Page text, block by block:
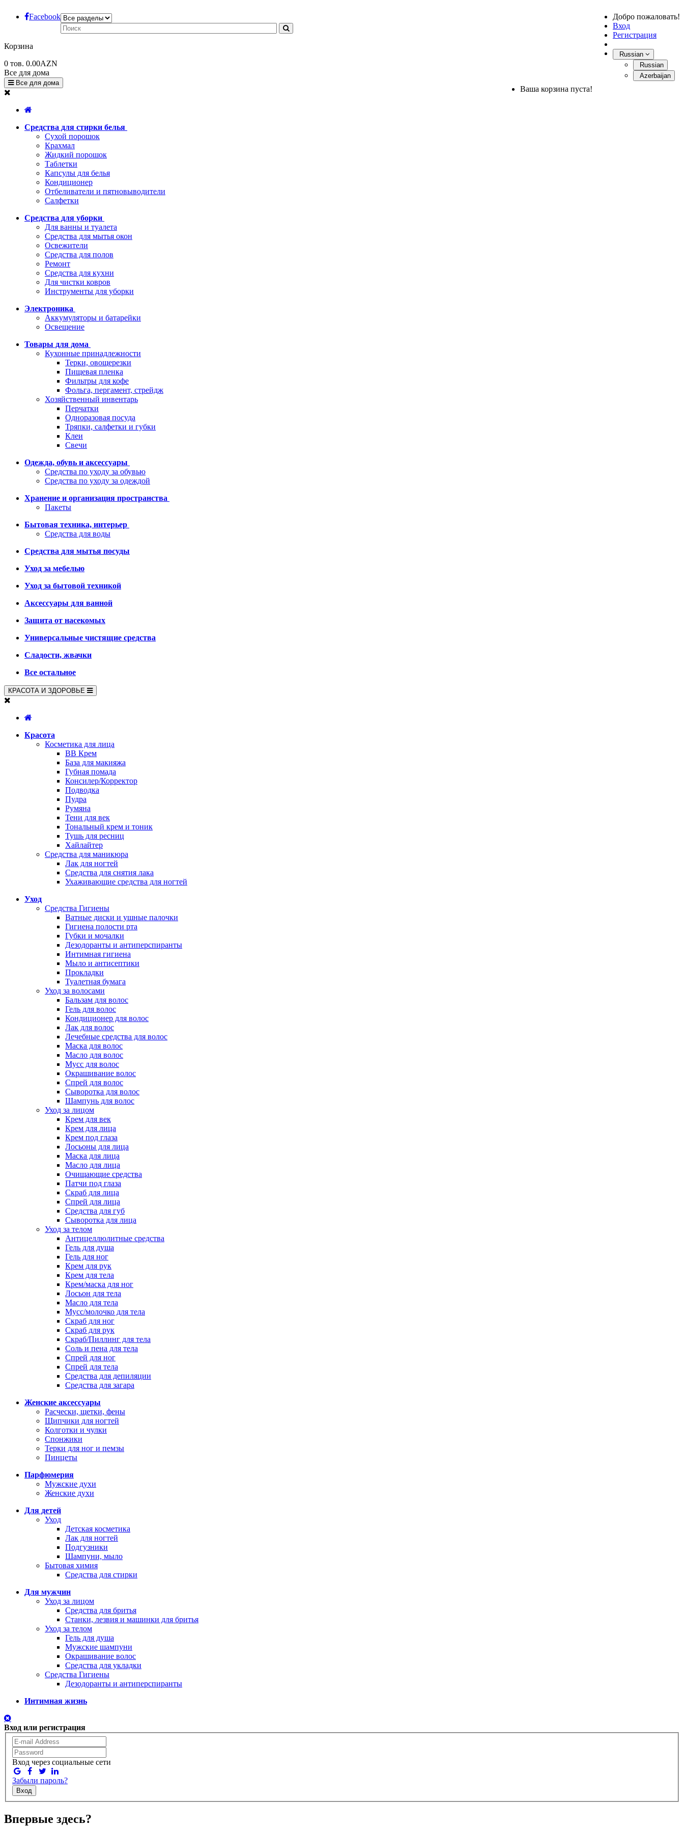
Facebook
Добро пожаловать!
Вход
Регистрация
Russian
Russian
Azerbaijan
Корзина
0 тов. 0.00AZN
Ваша корзина пуста!
Все для дома
Все для дома
Средства для стирки белья
Сухой порошок
Крахмал
Жидкий порошок
Таблетки
Капсулы для белья
Кондиционер
Отбеливатели и пятновыводители
Салфетки
Средства для уборки
Для ванны и туалета
Средства для мытья окон
Освежители
Средства для полов
Ремонт
Средства для кухни
Для чистки ковров
Инструменты для уборки
Электроника
Аккумуляторы и батарейки
Освещение
Товары для дома
Кухонные принадлежности
Терки, овощерезки
Пищевая пленка
Фильтры для кофе
Фольга, пергамент, стрейдж
Хозяйственный инвентарь
Перчатки
Одноразовая посуда
Тряпки, салфетки и губки
Клеи
Свечи
Одежда, обувь и аксессуары
Средства по уходу за обувью
Средства по уходу за одеждой
Хранение и организация пространства
Пакеты
Бытовая техника, интерьер
Средства для воды
Средства для мытья посуды
Уход за мебелью
Уход за бытовой техникой
Аксессуары для ванной
Защита от насекомых
Универсальные чистящие средства
Сладости, жвачки
Все остальное
КРАСОТА И ЗДОРОВЬЕ
Красота
Косметика для лица
BB Крем
База для макияжа
Губная помада
Консилер/Корректор
Подводка
Пудра
Румяна
Тени для век
Тональный крем и тоник
Тушь для ресниц
Хайлайтер
Средства для маникюра
Лак для ногтей
Средства для снятия лака
Ухаживающие средства для ногтей
Уход
Средства Гигиены
Ватные диски и ушные палочки
Гигиена полости рта
Губки и мочалки
Дезодоранты и антиперспиранты
Интимная гигиена
Мыло и антисептики
Прокладки
Туалетная бумага
Уход за волосами
Бальзам для волос
Гель для волос
Кондиционер для волос
Лак для волос
Лечебные средства для волос
Маска для волос
Масло для волос
Мусс для волос
Окрашивание волос
Спрей для волос
Сыворотка для волос
Шампунь для волос
Уход за лицом
Крем для век
Крем для лица
Крем под глаза
Лосьоны для лица
Маска для лица
Масло для лица
Очищающие средства
Патчи под глаза
Скраб для лица
Спрей для лица
Средства для губ
Сыворотка для лица
Уход за телом
Антицеллюлитные средства
Гель для душа
Гель для ног
Крем для рук
Крем для тела
Крем/маска для ног
Лосьон для тела
Масло для тела
Мусс/молочко для тела
Скраб для ног
Скраб для рук
Скраб/Пиллинг для тела
Соль и пена для тела
Спрей для ног
Спрей для тела
Средства для депиляции
Средства для загара
Женские аксессуары
Расчески, щетки, фены
Щипчики для ногтей
Колготки и чулки
Спонжики
Терки для ног и пемзы
Пинцеты
Парфюмерия
Мужские духи
Женские духи
Для детей
Уход
Детская косметика
Лак для ногтей
Подгузники
Шампуни, мыло
Бытовая химия
Средства для стирки
Для мужчин
Уход за лицом
Средства для бритья
Станки, лезвия и машинки для бритья
Уход за телом
Гель для душа
Мужские шампуни
Окрашивание волос
Средства для укладки
Средства Гигиены
Дезодоранты и антиперспиранты
Интимная жизнь
Вход или регистрация
Вход через социальные сети
Забыли пароль?
Вход
Впервые здесь?